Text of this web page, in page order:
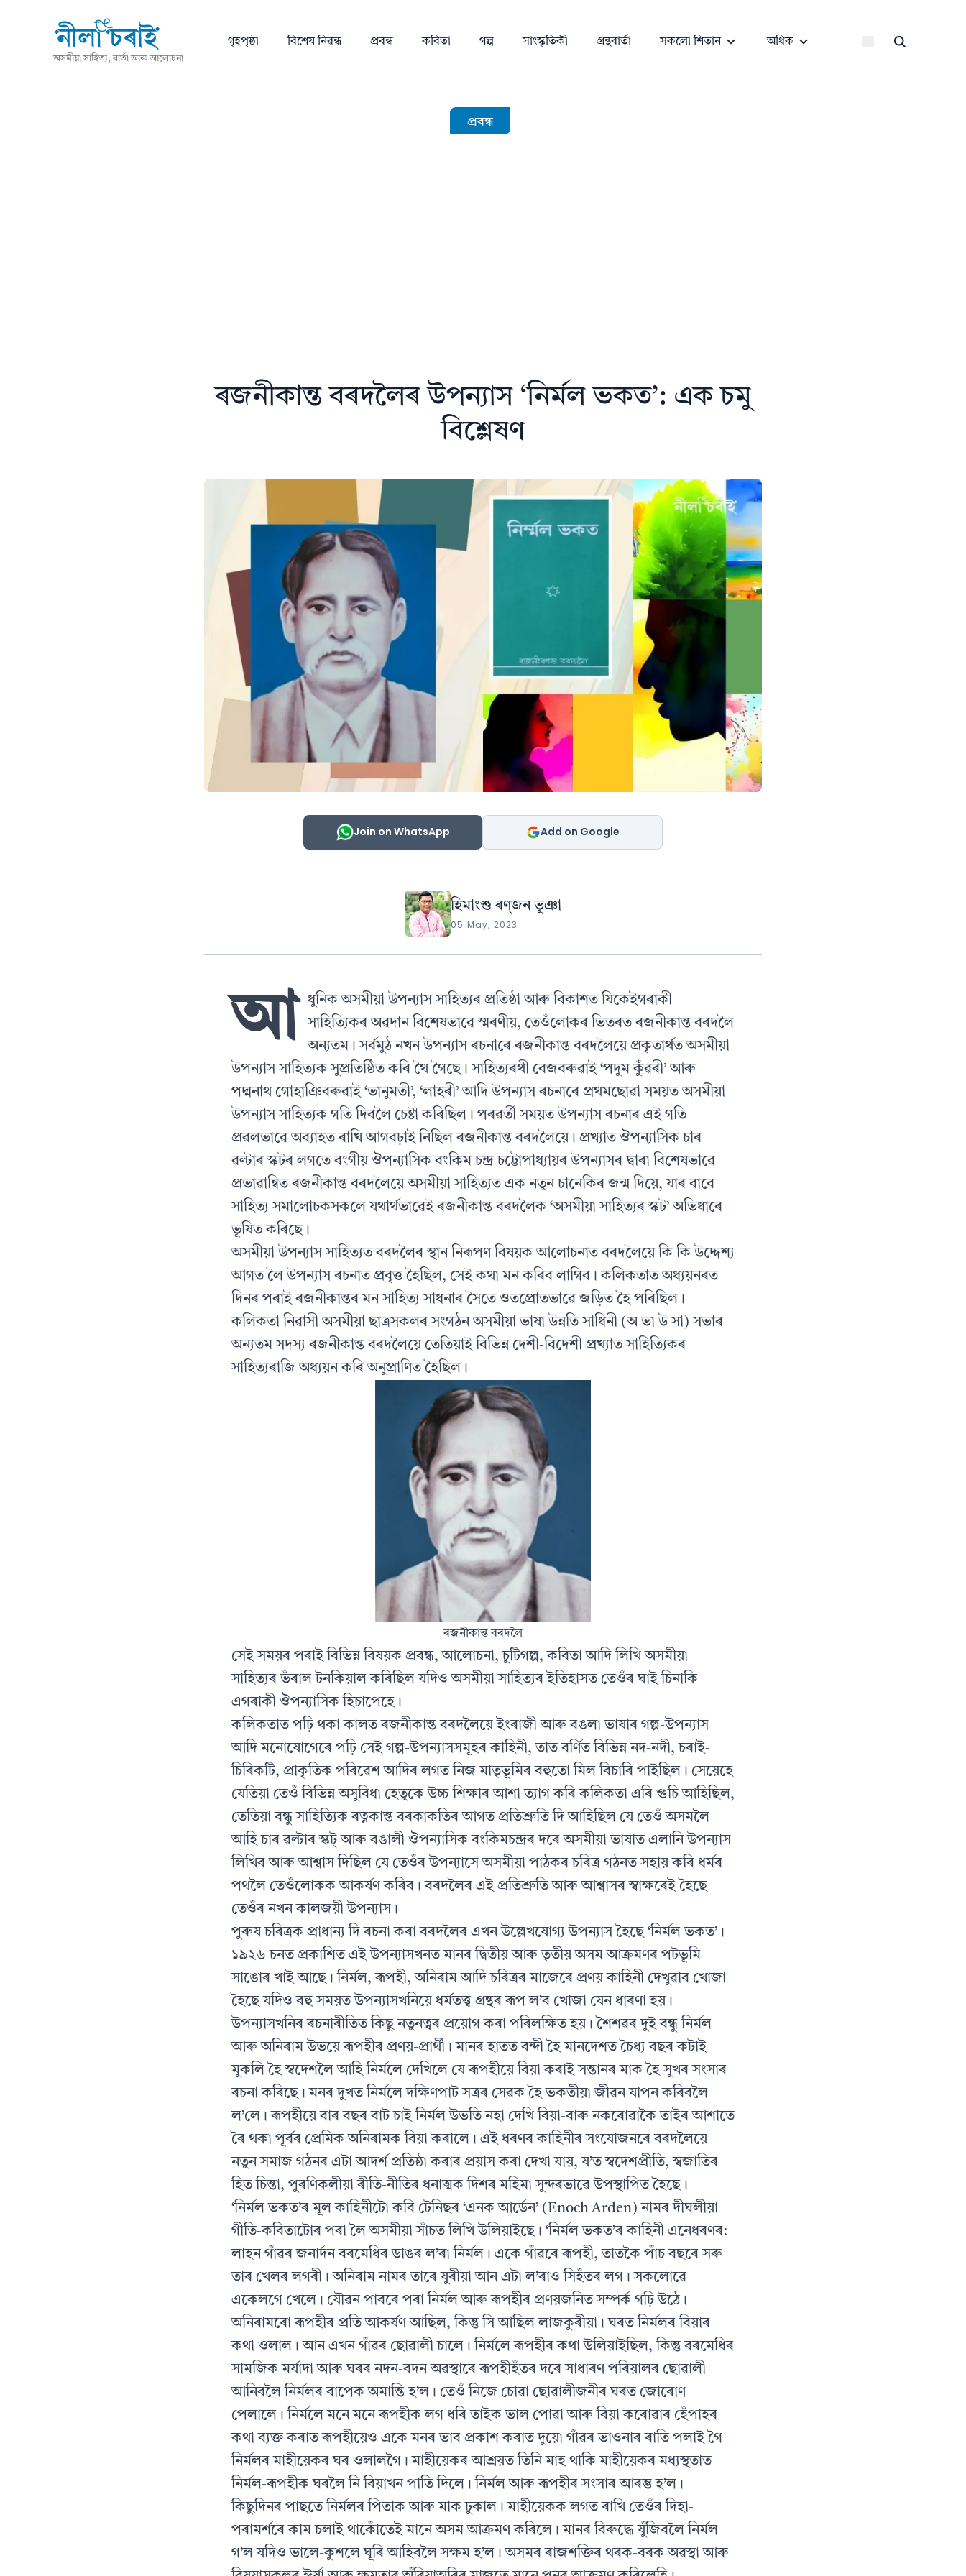
অসমীয়া সাহিত্য, বাৰ্তা আৰু আলোচনা
গৃহপৃষ্ঠা বিশেষ নিৱন্ধ প্ৰবন্ধ কবিতা গল্প সাংস্কৃতিকী গ্ৰন্থবাৰ্তা সকলো শিতান অধিক
প্ৰবন্ধ
ৰজনীকান্ত বৰদলৈৰ উপন্যাস ‘নিৰ্মল ভকত’: এক চমু
বিশ্লেষণ
Join on WhatsApp Add on Google
হিমাংশু ৰণ্‌জন ভূঞা
05 May, 2023
আ
ধুনিক অসমীয়া উপন্যাস সাহিত্যৰ প্ৰতিষ্ঠা আৰু বিকাশত যিকেইগৰাকী
সাহিত্যিকৰ অৱদান বিশেষভাৱে স্মৰণীয়, তেওঁলোকৰ ভিতৰত ৰজনীকান্ত বৰদলৈ
অন্যতম। সৰ্বমুঠ নখন উপন্যাস ৰচনাৰে ৰজনীকান্ত বৰদলৈয়ে প্ৰকৃতাৰ্থত অসমীয়া
উপন্যাস সাহিত্যক সুপ্ৰতিষ্ঠিত কৰি থৈ গৈছে। সাহিত্যৰথী বেজবৰুৱাই ‘পদুম কুঁৱৰী’ আৰু
পদ্মনাথ গোহাঞিবৰুৱাই ‘ভানুমতী’, ‘লাহৰী’ আদি উপন্যাস ৰচনাৰে প্ৰথমছোৱা সময়ত অসমীয়া
উপন্যাস সাহিত্যক গতি দিবলৈ চেষ্টা কৰিছিল। পৰৱৰ্তী সময়ত উপন্যাস ৰচনাৰ এই গতি
প্ৰৱলভাৱে অব্যাহত ৰাখি আগবঢ়াই নিছিল ৰজনীকান্ত বৰদলৈয়ে। প্ৰখ্যাত ঔপন্যাসিক চাৰ
ৱল্টাৰ স্কটৰ লগতে বংগীয় ঔপন্যাসিক বংকিম চন্দ্ৰ চট্টোপাধ্যায়ৰ উপন্যাসৰ দ্বাৰা বিশেষভাৱে
প্ৰভাৱান্বিত ৰজনীকান্ত বৰদলৈয়ে অসমীয়া সাহিত্যত এক নতুন চানেকিৰ জন্ম দিয়ে, যাৰ বাবে
সাহিত্য সমালোচকসকলে যথাৰ্থভাৱেই ৰজনীকান্ত বৰদলৈক ‘অসমীয়া সাহিত্যৰ স্কট’ অভিধাৰে
ভূষিত কৰিছে।
অসমীয়া উপন্যাস সাহিত্যত বৰদলৈৰ স্থান নিৰূপণ বিষয়ক আলোচনাত বৰদলৈয়ে কি কি উদ্দেশ্য
আগত লৈ উপন্যাস ৰচনাত প্ৰবৃত্ত হৈছিল, সেই কথা মন কৰিব লাগিব। কলিকতাত অধ্যয়নৰত
দিনৰ পৰাই ৰজনীকান্তৰ মন সাহিত্য সাধনাৰ সৈতে ওতপ্ৰোতভাৱে জড়িত হৈ পৰিছিল।
কলিকতা নিৱাসী অসমীয়া ছাত্ৰসকলৰ সংগঠন অসমীয়া ভাষা উন্নতি সাধিনী (অ ভা উ সা) সভাৰ
অন্যতম সদস্য ৰজনীকান্ত বৰদলৈয়ে তেতিয়াই বিভিন্ন দেশী-বিদেশী প্ৰখ্যাত সাহিত্যিকৰ
সাহিত্যৰাজি অধ্যয়ন কৰি অনুপ্ৰাণিত হৈছিল।
ৰজনীকান্ত বৰদলৈ
সেই সময়ৰ পৰাই বিভিন্ন বিষয়ক প্ৰবন্ধ, আলোচনা, চুটিগল্প, কবিতা আদি লিখি অসমীয়া
সাহিত্যৰ ভঁৰাল টনকিয়াল কৰিছিল যদিও অসমীয়া সাহিত্যৰ ইতিহাসত তেওঁৰ ঘাই চিনাকি
এগৰাকী ঔপন্যাসিক হিচাপেহে।
কলিকতাত পঢ়ি থকা কালত ৰজনীকান্ত বৰদলৈয়ে ইংৰাজী আৰু বঙলা ভাষাৰ গল্প-উপন্যাস
আদি মনোযোগেৰে পঢ়ি সেই গল্প-উপন্যাসসমূহৰ কাহিনী, তাত বৰ্ণিত বিভিন্ন নদ-নদী, চৰাই-
চিৰিকটি, প্ৰাকৃতিক পৰিৱেশ আদিৰ লগত নিজ মাতৃভূমিৰ বহুতো মিল বিচাৰি পাইছিল। সেয়েহে
যেতিয়া তেওঁ বিভিন্ন অসুবিধা হেতুকে উচ্চ শিক্ষাৰ আশা ত্যাগ কৰি কলিকতা এৰি গুচি আহিছিল,
তেতিয়া বন্ধু সাহিত্যিক ৰত্নকান্ত বৰকাকতিৰ আগত প্ৰতিশ্ৰুতি দি আহিছিল যে তেওঁ অসমলৈ
আহি চাৰ ৱল্টাৰ স্কট্‌ আৰু বঙালী ঔপন্যাসিক বংকিমচন্দ্ৰৰ দৰে অসমীয়া ভাষাত এলানি উপন্যাস
লিখিব আৰু আশ্বাস দিছিল যে তেওঁৰ উপন্যাসে অসমীয়া পাঠকৰ চৰিত্ৰ গঠনত সহায় কৰি ধৰ্মৰ
পথলৈ তেওঁলোকক আকৰ্ষণ কৰিব। বৰদলৈৰ এই প্ৰতিশ্ৰুতি আৰু আশ্বাসৰ স্বাক্ষৰেই হৈছে
তেওঁৰ নখন কালজয়ী উপন্যাস।
পুৰুষ চৰিত্ৰক প্ৰাধান্য দি ৰচনা কৰা বৰদলৈৰ এখন উল্লেখযোগ্য উপন্যাস হৈছে ‘নিৰ্মল ভকত’।
১৯২৬ চনত প্ৰকাশিত এই উপন্যাসখনত মানৰ দ্বিতীয় আৰু তৃতীয় অসম আক্ৰমণৰ পটভূমি
সাঙোৰ খাই আছে। নিৰ্মল, ৰূপহী, অনিৰাম আদি চৰিত্ৰৰ মাজেৰে প্ৰণয় কাহিনী দেখুৱাব খোজা
হৈছে যদিও বহু সময়ত উপন্যাসখনিয়ে ধৰ্মতত্ত্ব গ্ৰন্থৰ ৰূপ ল’ব খোজা যেন ধাৰণা হয়।
উপন্যাসখনিৰ ৰচনাৰীতিত কিছু নতুনত্বৰ প্ৰয়োগ কৰা পৰিলক্ষিত হয়। শৈশৱৰ দুই বন্ধু নিৰ্মল
আৰু অনিৰাম উভয়ে ৰূপহীৰ প্ৰণয়-প্ৰাৰ্থী। মানৰ হাতত বন্দী হৈ মানদেশত চৈধ্য বছৰ কটাই
মুকলি হৈ স্বদেশলৈ আহি নিৰ্মলে দেখিলে যে ৰূপহীয়ে বিয়া কৰাই সন্তানৰ মাক হৈ সুখৰ সংসাৰ
ৰচনা কৰিছে। মনৰ দুখত নিৰ্মলে দক্ষিণপাট সত্ৰৰ সেৱক হৈ ভকতীয়া জীৱন যাপন কৰিবলৈ
ল’লে। ৰূপহীয়ে বাৰ বছৰ বাট চাই নিৰ্মল উভতি নহা দেখি বিয়া-বাৰু নকৰোৱাকৈ তাইৰ আশাতে
ৰৈ থকা পূৰ্বৰ প্ৰেমিক অনিৰামক বিয়া কৰালে। এই ধৰণৰ কাহিনীৰ সংযোজনৰে বৰদলৈয়ে
নতুন সমাজ গঠনৰ এটা আদৰ্শ প্ৰতিষ্ঠা কৰাৰ প্ৰয়াস কৰা দেখা যায়, য’ত স্বদেশপ্ৰীতি, স্বজাতিৰ
হিত চিন্তা, পুৰণিকলীয়া ৰীতি-নীতিৰ ধনাত্মক দিশৰ মহিমা সুন্দৰভাৱে উপস্থাপিত হৈছে।
‘নিৰ্মল ভকত’ৰ মূল কাহিনীটো কবি টেনিছৰ ‘এনক আৰ্ডেন’ (Enoch Arden) নামৰ দীঘলীয়া
গীতি-কবিতাটোৰ পৰা লৈ অসমীয়া সাঁচত লিখি উলিয়াইছে। ‘নিৰ্মল ভকত’ৰ কাহিনী এনেধৰণৰ:
লাহন গাঁৱৰ জনাৰ্দন বৰমেধিৰ ডাঙৰ ল’ৰা নিৰ্মল। একে গাঁৱৰে ৰূপহী, তাতকৈ পাঁচ বছৰে সৰু
তাৰ খেলৰ লগৰী। অনিৰাম নামৰ তাৰে যুৰীয়া আন এটা ল’ৰাও সিহঁতৰ লগ। সকলোৱে
একেলগে খেলে। যৌৱন পাবৰে পৰা নিৰ্মল আৰু ৰূপহীৰ প্ৰণয়জনিত সম্পৰ্ক গঢ়ি উঠে।
অনিৰামৰো ৰূপহীৰ প্ৰতি আকৰ্ষণ আছিল, কিন্তু সি আছিল লাজকুৰীয়া। ঘৰত নিৰ্মলৰ বিয়াৰ
কথা ওলাল। আন এখন গাঁৱৰ ছোৱালী চালে। নিৰ্মলে ৰূপহীৰ কথা উলিয়াইছিল, কিন্তু বৰমেধিৰ
সামজিক মৰ্যাদা আৰু ঘৰৰ নদন-বদন অৱস্থাৰে ৰূপহীহঁতৰ দৰে সাধাৰণ পৰিয়ালৰ ছোৱালী
আনিবলৈ নিৰ্মলৰ বাপেক অমান্তি হ’ল। তেওঁ নিজে চোৱা ছোৱালীজনীৰ ঘৰত জোৰোণ
পেলালে। নিৰ্মলে মনে মনে ৰূপহীক লগ ধৰি তাইক ভাল পোৱা আৰু বিয়া কৰোৱাৰ হেঁপাহৰ
কথা ব্যক্ত কৰাত ৰূপহীয়েও একে মনৰ ভাব প্ৰকাশ কৰাত দুয়ো গাঁৱৰ ভাওনাৰ ৰাতি পলাই গৈ
নিৰ্মলৰ মাহীয়েকৰ ঘৰ ওলালগৈ। মাহীয়েকৰ আশ্ৰয়ত তিনি মাহ থাকি মাহীয়েকৰ মধ্যস্থতাত
নিৰ্মল-ৰূপহীক ঘৰলৈ নি বিয়াখন পাতি দিলে। নিৰ্মল আৰু ৰূপহীৰ সংসাৰ আৰম্ভ হ’ল।
কিছুদিনৰ পাছতে নিৰ্মলৰ পিতাক আৰু মাক ঢুকাল। মাহীয়েকক লগত ৰাখি তেওঁৰ দিহা-
পৰামৰ্শৰে কাম চলাই থাকোঁতেই মানে অসম আক্ৰমণ কৰিলে। মানৰ বিৰুদ্ধে যুঁজিবলৈ নিৰ্মল
গ’ল যদিও ভালে-কুশলে ঘূৰি আহিবলৈ সক্ষম হ’ল। অসমৰ ৰাজশক্তিৰ থৰক-বৰক অৱস্থা আৰু